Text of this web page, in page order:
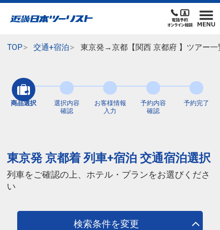
TOP 交通+宿泊 東京発→京都【関西 京都府 】ツアー
商品選択
選択内容
確認
お客様情報
入力
予約内容
確認
予約完了
東京発 京都着 列車+宿泊 交通宿泊選択
列車をご確認の上、ホテル・プランをお選びくださ
い
検索条件を変更